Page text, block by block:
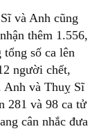
và Anh cũng
thêm 1.556,
tổng số ca lên
người chết,
Anh và Thuỵ Sĩ
281 và 98 ca tử
cân nhắc đưa